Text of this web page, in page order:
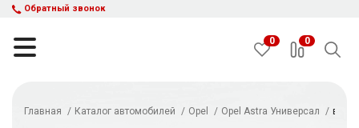
Обратный звонок
0 0
Главная Каталог автомобилей Opel Opel Astra Универсал в